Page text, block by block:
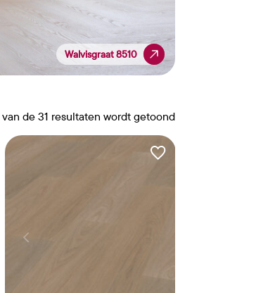
Walvisgraat 8510
Walvisgraat 8510
van de 31 resultaten wordt getoond